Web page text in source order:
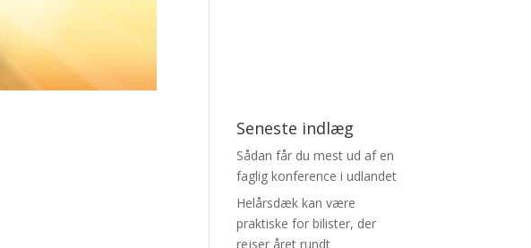
Seneste indlæg
Sådan får du mest ud af en
faglig konference i udlandet
Helårsdæk kan være
praktiske for bilister, der
rejser året rundt